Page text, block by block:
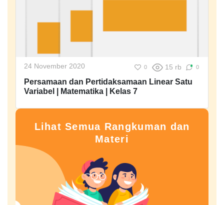
24 November 2020 0 15 rb 0
Persamaan dan Pertidaksamaan Linear Satu
Variabel | Matematika | Kelas 7
Lihat Semua Rangkuman dan
Materi